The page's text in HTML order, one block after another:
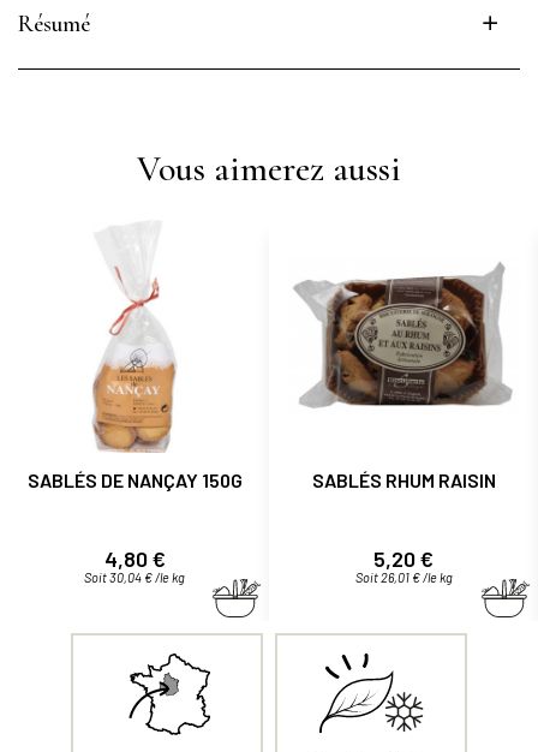
Résumé
Vous aimerez aussi
SABLÉS DE NANÇAY 150G
Prix
4,80 €
Soit 30,04 € /le kg
SABLÉS RHUM RAISIN
Prix
5,20 €
Soit 26,01 € /le kg